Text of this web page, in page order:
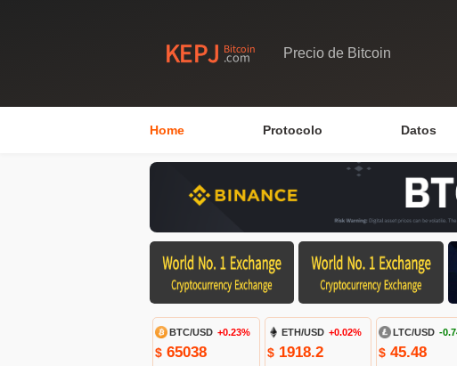
Precio de Bitcoin
Home Protocolo Datos
BTC/USD +0.23%
$ 65038
ETH/USD +0.02%
$1918.2
LTC/USD -
$45.48